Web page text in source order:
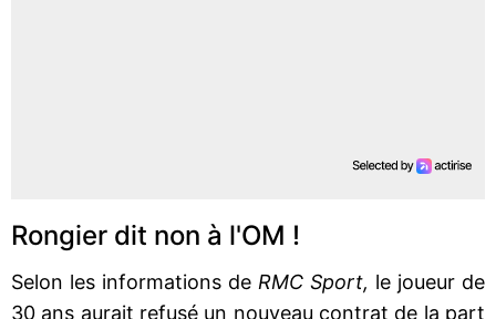
Rongier dit non à l'OM !
Selon les informations de RMC Sport, le joueur de
30 ans aurait refusé un nouveau contrat de la part